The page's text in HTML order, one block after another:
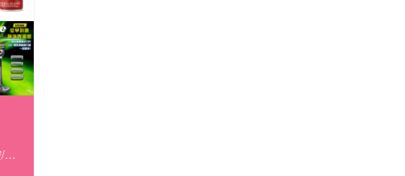
8/1-8/9 開架髮品/口腔/洗沐★滿699折80